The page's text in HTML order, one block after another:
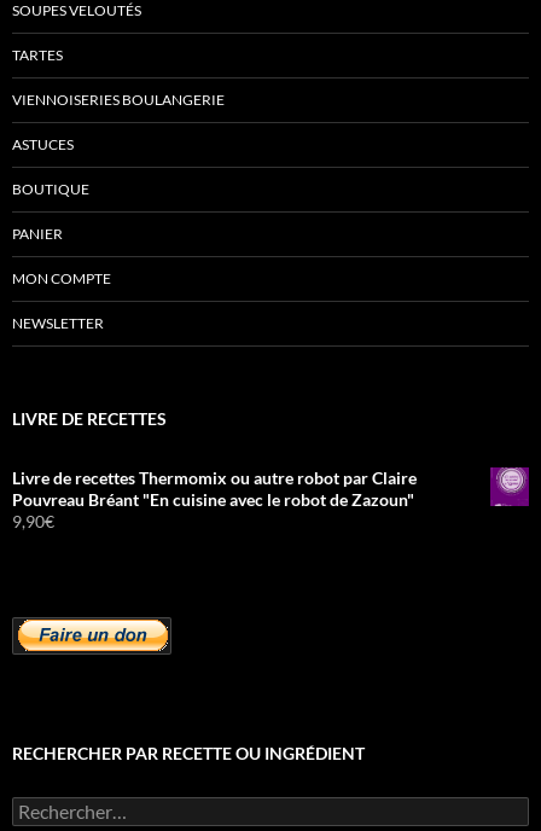
SOUPES VELOUTÉS
TARTES
VIENNOISERIES BOULANGERIE
ASTUCES
BOUTIQUE
PANIER
MON COMPTE
NEWSLETTER
LIVRE DE RECETTES
Livre de recettes Thermomix ou autre robot par Claire
Pouvreau Bréant "En cuisine avec le robot de Zazoun"
9,90€
RECHERCHER PAR RECETTE OU INGRÉDIENT
Rechercher :